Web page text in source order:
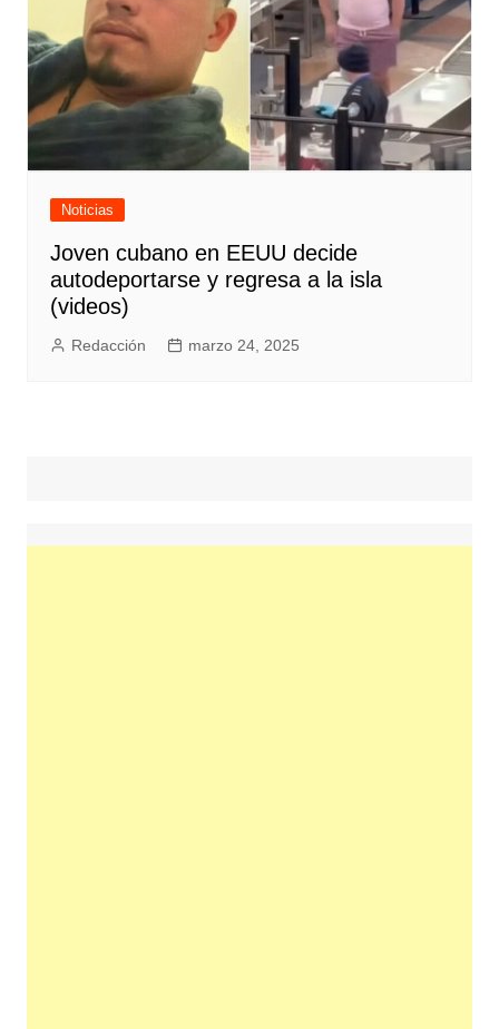
Noticias
Joven cubano en EEUU decide
autodeportarse y regresa a la isla
(videos)
Redacción marzo 24, 2025